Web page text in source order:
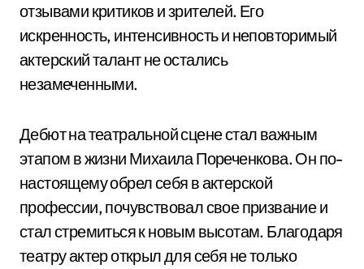
отзывами критиков и зрителей. Его
искренность, интенсивность и неповторимый
актерский талант не остались
незамеченными.
Дебют на театральной сцене стал важным
этапом в жизни Михаила Пореченкова. Он по-
настоящему обрел себя в актерской
профессии, почувствовал свое призвание и
стал стремиться к новым высотам. Благодаря
театру актер открыл для себя не только